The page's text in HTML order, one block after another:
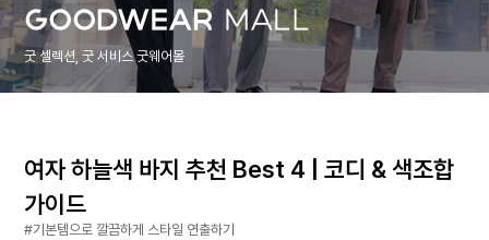
굿 셀렉션, 굿 서비스 굿웨어몰
여자 하늘색 바지 추천 Best 4 | 코디 & 색조합
가이드
#기본템으로 깔끔하게 스타일 연출하기